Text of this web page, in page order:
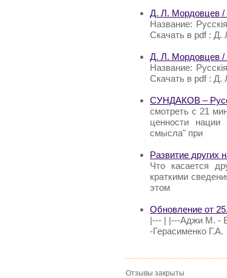
Д. Л. Мордовцев /
Название:
Скачать в pdf : Д.
Д. Л. Мордовцев /
Название:
Скачать в pdf : Д.
СУНДАКОВ –
смотреть с 21
ценности
смысла" при
Развитие других
Что касается
краткими
этом
Обновление от
|--- | |---Аджи М. -
-Герасименко Г.А.
Отзывы закрыты